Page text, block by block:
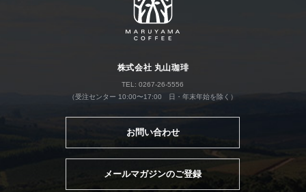
株式会社 丸山珈琲
TEL: 0267-26-5556
（受注センター 10:00〜17:00 日・年末年始を除く）
お問い合わせ
メールマガジンのご登録